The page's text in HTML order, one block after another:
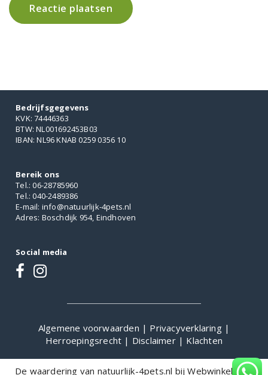
Bedrijfsgegevens
KVK: 74446363
BTW: NL001692453B03
IBAN: NL96 KNAB 0259 0356 10
Bereik ons
Tel.: 06-28785960
Tel.: 040-2489386
E-mail: info@natuurlijk-4pets.nl
Adres: Boschdijk 954, Eindhoven
Social media
Algemene voorwaarden | Privacyverklaring |
Herroepingsrecht | Disclaimer | Klachten
De waardering van natuurlijk-4pets.nl bijWebwinkelKeur